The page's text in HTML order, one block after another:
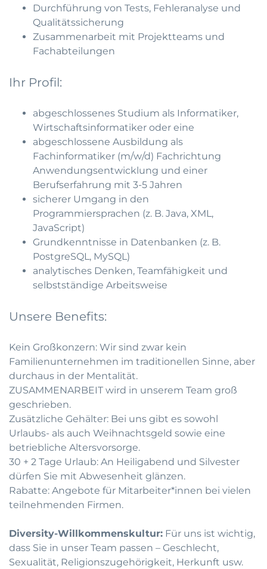
Durchführung von Tests, Fehleranalyse und
Qualitätssicherung
Zusammenarbeit mit Projektteams und
Fachabteilungen
Ihr Profil:
abgeschlossenes Studium als Informatiker,
Wirtschaftsinformatiker oder eine
abgeschlossene Ausbildung als
Fachinformatiker (m/w/d) Fachrichtung
Anwendungsentwicklung und einer
Berufserfahrung mit 3-5 Jahren
sicherer Umgang in den
Programmiersprachen (z. B. Java, XML,
JavaScript)
Grundkenntnisse in Datenbanken (z. B.
PostgreSQL, MySQL)
analytisches Denken, Teamfähigkeit und
selbstständige Arbeitsweise
Unsere Benefits:
Kein Großkonzern: Wir sind zwar kein
Familienunternehmen im traditionellen Sinne, aber
durchaus in der Mentalität.
ZUSAMMENARBEIT wird in unserem Team groß
geschrieben.
Zusätzliche Gehälter: Bei uns gibt es sowohl
Urlaubs- als auch Weihnachtsgeld sowie eine
betriebliche Altersvorsorge.
30 + 2 Tage Urlaub: An Heiligabend und Silvester
dürfen Sie mit Abwesenheit glänzen.
Rabatte: Angebote für Mitarbeiter*innen bei vielen
teilnehmenden Firmen.
Diversity-Willkommenskultur: Für uns ist wichtig,
dass Sie in unser Team passen – Geschlecht,
Sexualität, Religionszugehörigkeit, Herkunft usw.